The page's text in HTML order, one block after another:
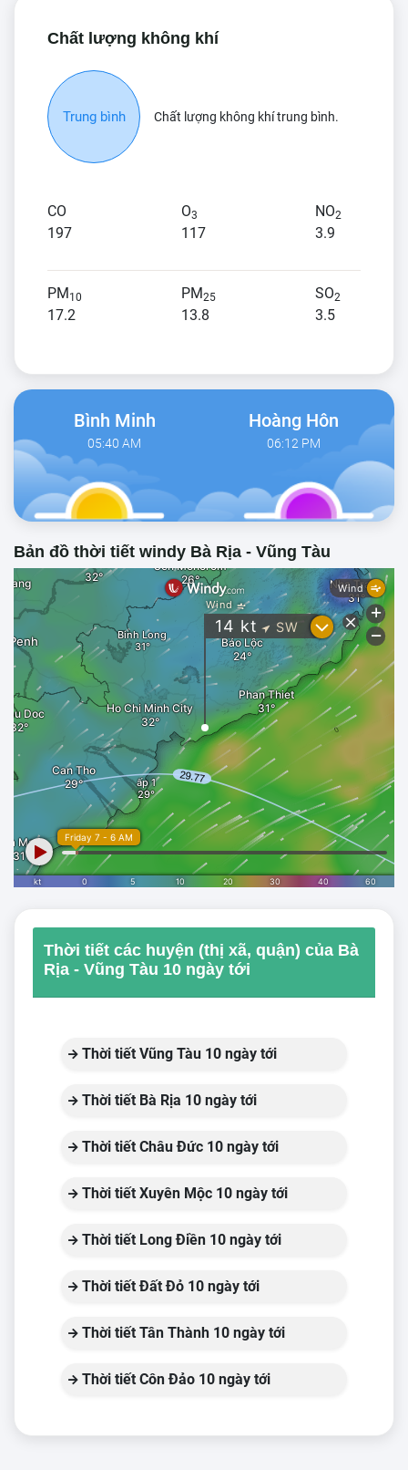
Chất lượng không khí
Trung bình Chất lượng không khí trung bình.
CO
197
O3
117
NO2
3.9
PM10
17.2
PM25
13.8
SO2
3.5
Bình Minh
05:40 AM
Hoàng Hôn
06:12 PM
Bản đồ thời tiết windy Bà Rịa - Vũng Tàu
Thời tiết các huyện (thị xã, quận) của Bà
Rịa - Vũng Tàu 10 ngày tới
Thời tiết Vũng Tàu 10 ngày tới
Thời tiết Bà Rịa 10 ngày tới
Thời tiết Châu Đức 10 ngày tới
Thời tiết Xuyên Mộc 10 ngày tới
Thời tiết Long Điền 10 ngày tới
Thời tiết Đất Đỏ 10 ngày tới
Thời tiết Tân Thành 10 ngày tới
Thời tiết Côn Đảo 10 ngày tới